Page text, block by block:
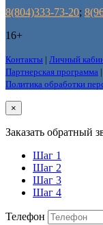
8(804)333-73-20;
16+
Контакты | Личный
Партнерская программа |
Политика обработки
×
Заказать обратный
Шаг 1
Шаг 2
Шаг 3
Шаг 4
Телефон